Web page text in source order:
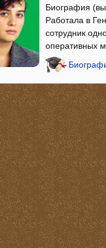
Биография
Работала в
сотрудник
оперативных